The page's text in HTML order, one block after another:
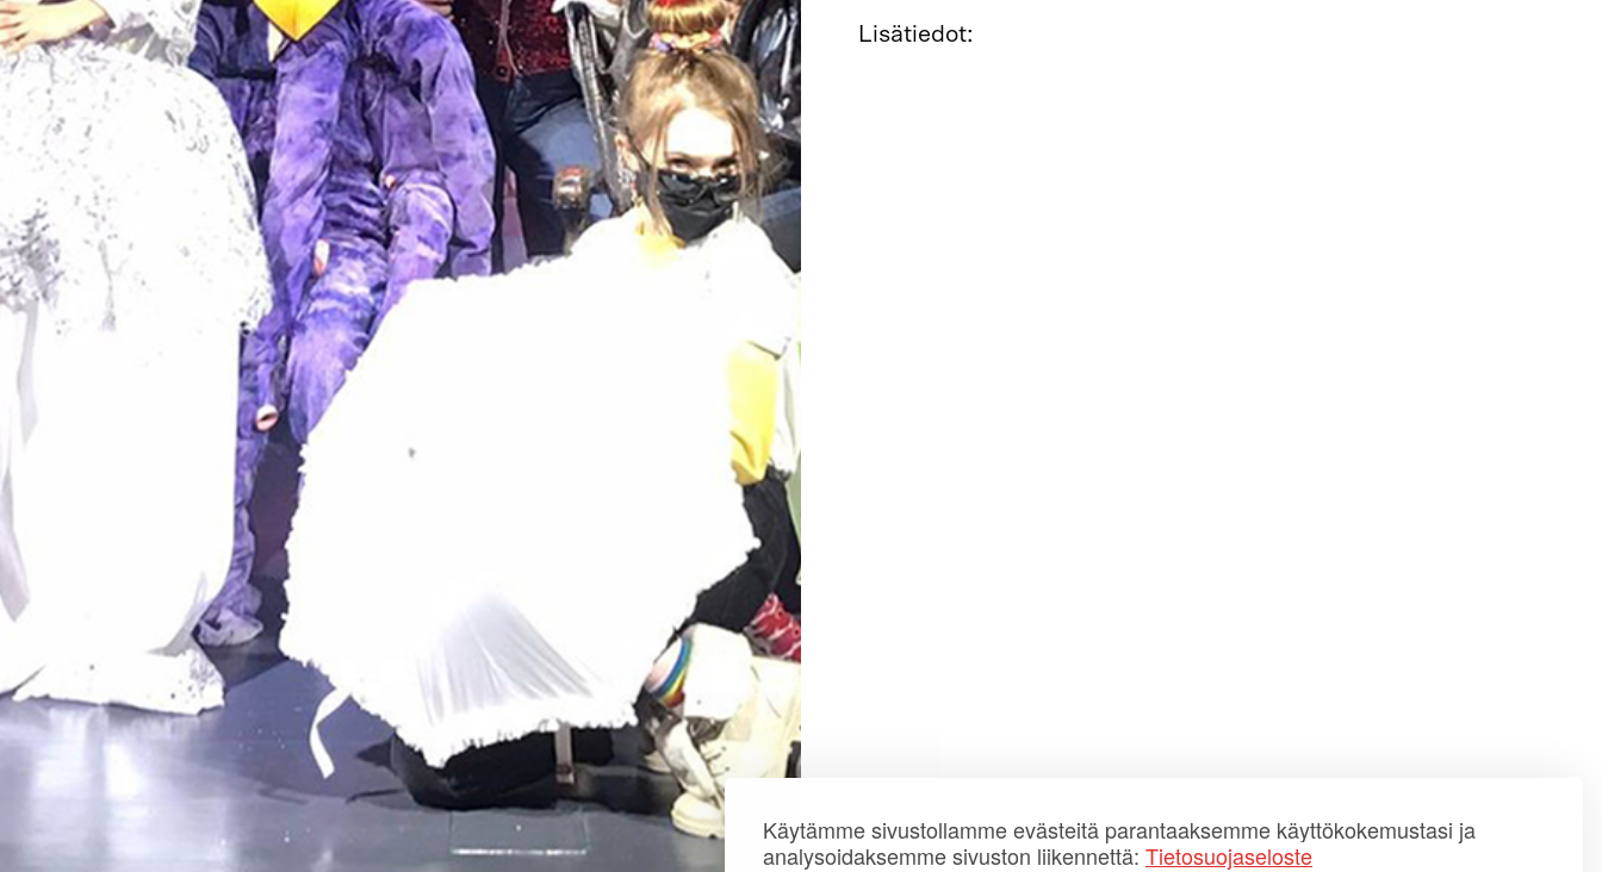
Käytämme sivustollamme evästeitä parantaaksemme käyttökokemustasi ja
analysoidaksemme sivuston liikennettä: Tietosuojaseloste
Lisätiedot: